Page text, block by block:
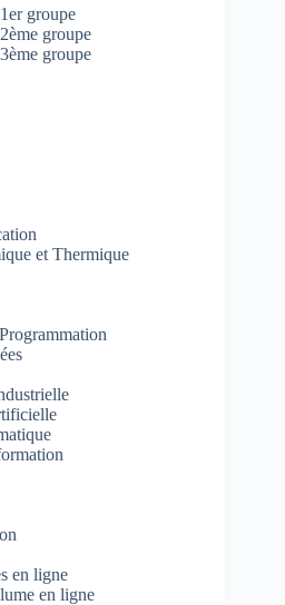
groupe
groupe
groupe
et Thermique
en ligne
en ligne